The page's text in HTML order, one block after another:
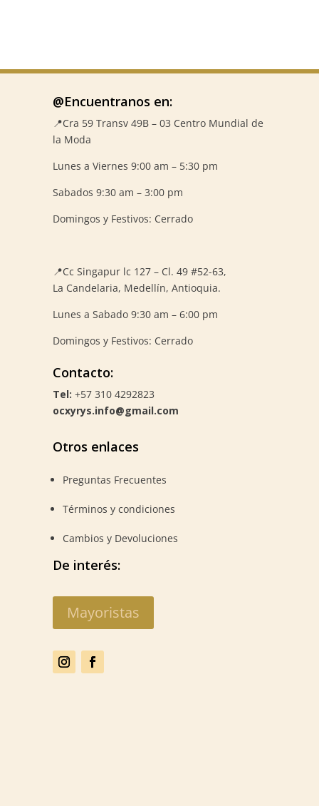
@Encuentranos en:
📍Cra 59 Transv 49B – 03 Centro Mundial de
la Moda
Lunes a Viernes 9:00 am – 5:30 pm
Sabados 9:30 am – 3:00 pm
Domingos y Festivos: Cerrado
📍Cc Singapur lc 127 – Cl. 49 #52-63,
La Candelaria, Medellín, Antioquia.
Lunes a Sabado 9:30 am – 6:00 pm
Domingos y Festivos: Cerrado
Contacto:
Tel: +57 310 4292823
ocxyrys.info@gmail.com
Otros enlaces
Preguntas Frecuentes
Términos y condiciones
Cambios y Devoluciones
De interés:
Mayoristas